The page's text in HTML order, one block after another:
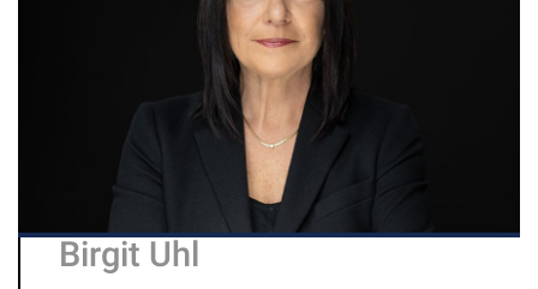
Birgit Uhl